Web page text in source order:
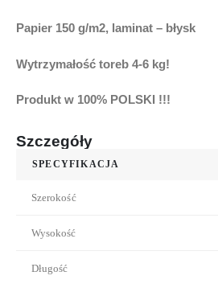
Papier 150 g/m2, laminat – błysk
Wytrzymałość toreb 4-6 kg!
Produkt w 100% POLSKI !!!
Szczegóły
SPECYFIKACJA
Szerokość
Wysokość
Długość